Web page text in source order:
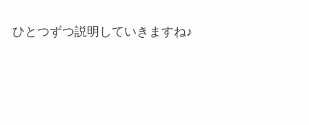
ひとつずつ説明していきますね♪